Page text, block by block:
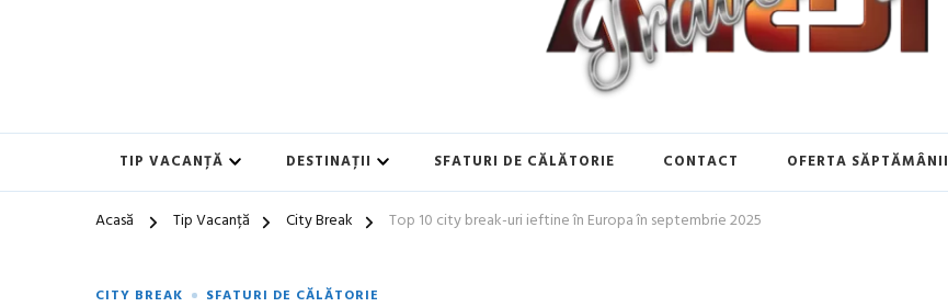
TIP VACANȚĂ DESTINAȚII SFATURI DE CĂLĂTORIE CONTACT OFERTA SĂPTĂMÂNII
Acasă Tip Vacanță City Break Top 10 city break-uri ieftine în Europa în septembrie 2025
CITY BREAK SFATURI DE CĂLĂTORIE